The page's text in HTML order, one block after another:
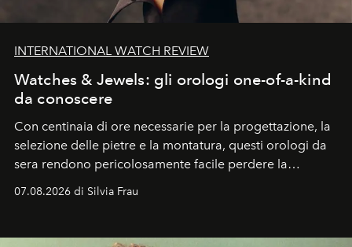
INTERNATIONAL WATCH REVIEW
Watches & Jewels: gli orologi one-of-a-kind
da conoscere
Con centinaia di ore necessarie per la progettazione, la
selezione delle pietre e la montatura, questi orologi da
sera rendono pericolosamente facile perdere la
07.08.2026 di Silvia Frau